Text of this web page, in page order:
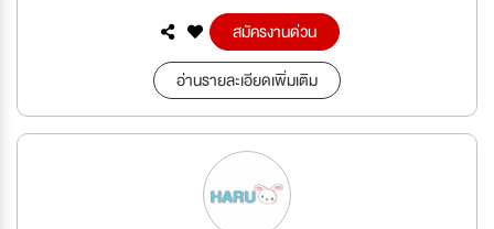
สมัครงานด่วน
อ่านรายละเอียดเพิ่มเติม